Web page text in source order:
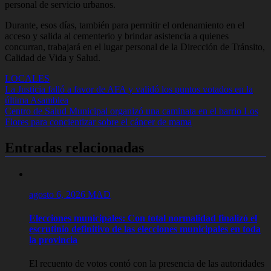
personal de servicio urbanos.
Durante, esos días, también para permitir el ordenamiento en el
acceso y salida al cementerio y brindar asistencia a quienes
concurran, trabajará en el lugar personal de la Dirección de Tránsito,
Calidad de Vida y Salud.
LOCALES
Navegación
de
entradas
La Justicia falló a favor de AFA y validó los puntos votados en la
última Asamblea
Centro de Salud Municipal organizó una caminata en el barrio Los
Flores para concientizar sobre el cáncer de mama
Entradas relacionadas
agosto 6, 2026 MAD
Elecciones municipales: Con total normalidad finalizó el
escrutinio definitivo de las elecciones municipales en toda
la provincia
El recuento de votos contó con la presencia de las autoridades